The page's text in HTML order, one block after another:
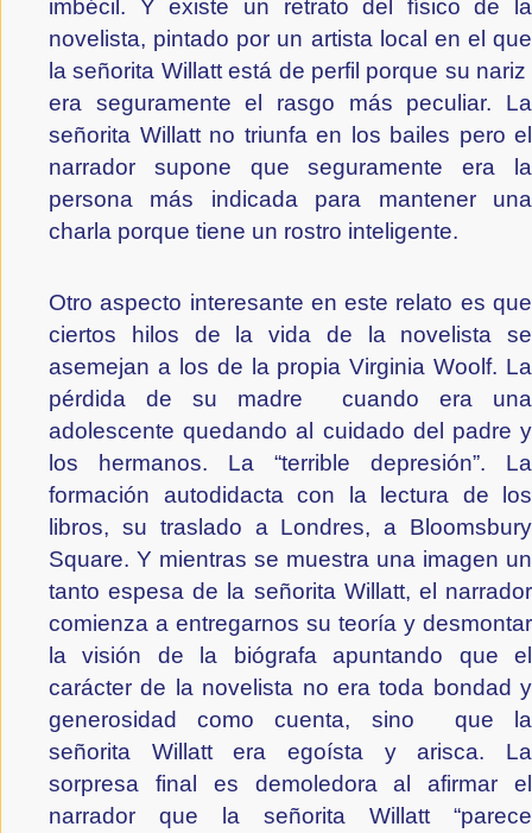
imbécil. Y existe un retrato del físico de la
novelista, pintado por un artista local en el que
la señorita Willatt está de perfil porque su nariz
era seguramente el rasgo más peculiar. La
señorita Willatt no triunfa en los bailes pero el
narrador supone que seguramente era la
persona más indicada para mantener una
charla porque tiene un rostro inteligente.
Otro aspecto interesante en este relato es que
ciertos hilos de la vida de la novelista se
asemejan a los de la propia Virginia Woolf. La
pérdida de su madre  cuando era una
adolescente quedando al cuidado del padre y
los hermanos. La “terrible depresión”. La
formación autodidacta con la lectura de los
libros, su traslado a Londres, a Bloomsbury
Square. Y mientras se muestra una imagen un
tanto espesa de la señorita Willatt, el narrador
comienza a entregarnos su teoría y desmontar
la visión de la biógrafa apuntando que el
carácter de la novelista no era toda bondad y
generosidad como cuenta, sino  que la
señorita Willatt era egoísta y arisca. La
sorpresa final es demoledora al afirmar el
narrador que la señorita Willatt “parece